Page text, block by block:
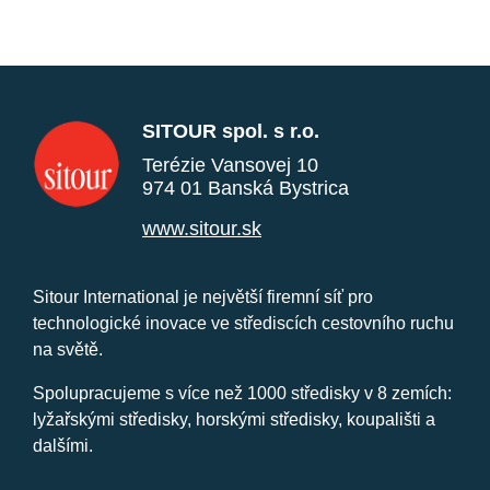
SITOUR spol. s r.o.
Terézie Vansovej 10
974 01 Banská Bystrica
www.sitour.sk
Sitour International je největší firemní síť pro
technologické inovace ve střediscích cestovního ruchu
na světě.
Spolupracujeme s více než 1000 středisky v 8 zemích:
lyžařskými středisky, horskými středisky, koupališti a
dalšími.